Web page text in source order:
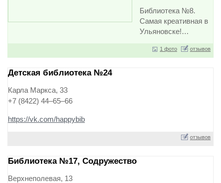
Библиотека №8.
Самая креативная в
Ульяновске!…
1 фото отзывов
Детская библиотека №24
Карла Маркса, 33
+7 (8422) 44‒65‒66
https://vk.com/happybib
отзывов
Библиотека №17, Содружество
Верхнеполевая, 13